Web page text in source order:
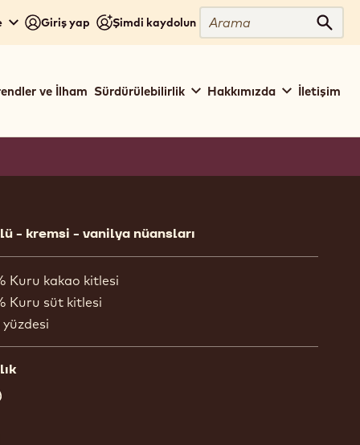
Giriş yap Şimdi kaydolun
Arama
ve İlham Sürdürülebilirlik Hakkımızda İletişim
- kremsi - vanilya nüansları
Kuru kakao kitlesi
Kuru süt kitlesi
yüzdesi